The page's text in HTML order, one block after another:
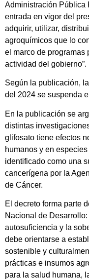
Administración Pública
entrada en vigor del
adquirir, utilizar,
agroquímicos que lo
el marco de programas
actividad del gobierno”.
Según la publicación,
del 2024 se suspenda
En la publicación se
distintas
glifosato tiene efectos
humanos y en
identificado como una
cancerígena por la
de Cáncer.
El decreto forma parte
Nacional de
autosuficiencia y la
debe orientarse a
sostenible y
prácticas e insumos
para la salud humana,